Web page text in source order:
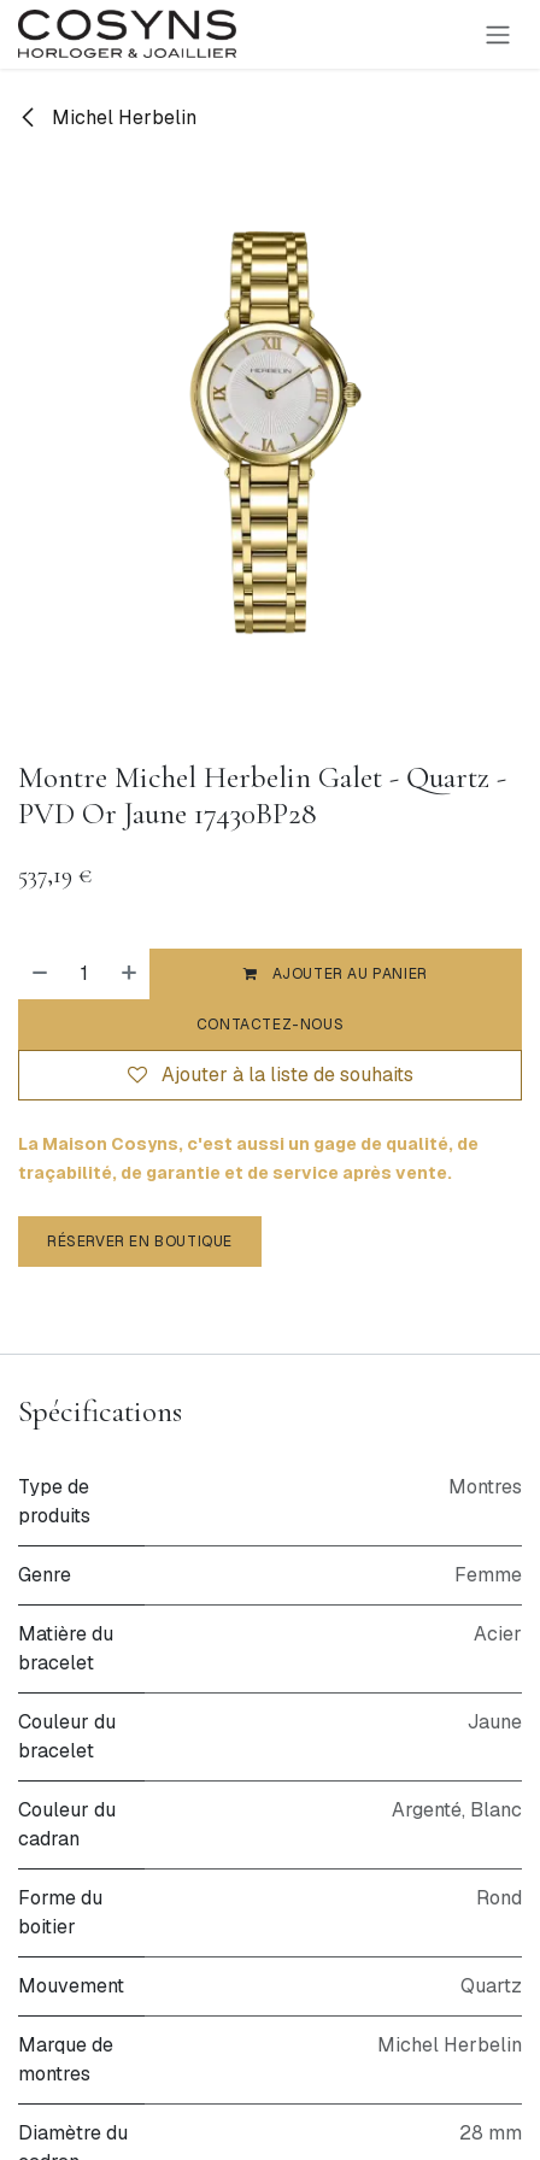
SE RENDRE AU CONTENU
Michel Herbelin
Montre Michel Herbelin Galet - Quartz -
PVD Or Jaune 17430BP28
537,19 €
AJOUTER AU PANIER
CONTACTEZ-NOUS
Ajouter à la liste de souhaits
La Maison Cosyns, c'est aussi un gage de qualité, de
traçabilité, de garantie et de service après vente.
RÉSERVER EN BOUTIQUE
Spécifications
Type de
produits
Montres
Genre Femme
Matière du
bracelet
Acier
Couleur du
bracelet
Jaune
Couleur du
cadran
Argenté, Blanc
Forme du
boitier
Rond
Mouvement Quartz
Marque de
montres
Michel Herbelin
Diamètre du
28 mm